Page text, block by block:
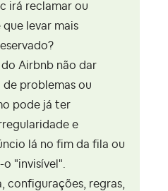
irá reclamar ou
levar mais
do Airbnb não dar
problemas ou
pode já ter
e
lá no fim da fila ou
o "invisível".
configurações, regras,